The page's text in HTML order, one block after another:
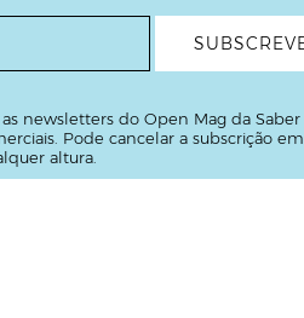
newsletters do Open Mag da Saber
Pode cancelar a subscrição em
altura.